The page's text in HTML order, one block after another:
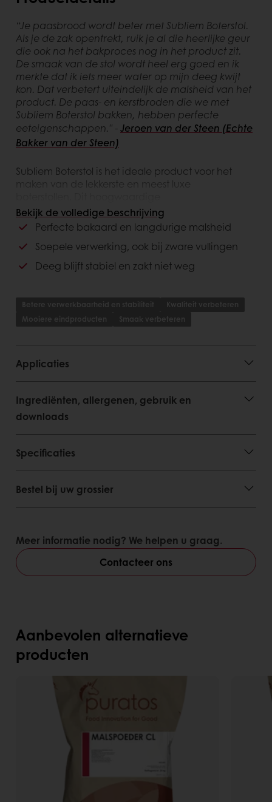
“Je paasbrood wordt beter met Subliem Boterstol.
Als je de zak opentrekt, ruik je al die heerlijke geur
die ook na het bakproces nog in het product zit.
De smaak van de stol wordt heel erg goed en ik
merkte dat ik iets meer water op mijn deeg kwijt
kon. Dat verbetert uiteindelijk de malsheid van het
product. De paas- en kerstbroden die we met
Subliem Boterstol bakken, hebben perfecte
eeteigenschappen.'' -Jeroen van der Steen (Echte
Bakker van der Steen)
Subliem Boterstol is het ideale product voor het
maken van de lekkerste en meest luxe
broodverbetermiddel zorgt voor een soepel deeg
dat niet inzakt, zelfs niet bij royale vullingen zoals
amandelspijs, noten en gedroogd fruit. Dankzij de
optimale tolerantie en perfecte bakaard blijft de
stol mooi in vorm en heerlijk mals, ook na enkele
dagen in de winkel of bij de consument thuis.
Subliem Boterstol is geschikt voor elk bakproces, van
ambachtelijk tot machinaal, en biedt u de
zekerheid van een stabiel resultaat in de drukste
Dosering: 30%
Bekijk de volledige beschrijving
Perfecte bakaard en langdurige malsheid
Soepele verwerking, ook bij zware vullingen
Deeg blijft stabiel en zakt niet weg
Betere verwerkbaarheid en stabiliteit
Kwaliteit verbeteren
Mooiere eindproducten
Smaak verbeteren
Applicaties
Ingrediënten, allergenen, gebruik en
downloads
Specificaties
Bestel bij uw grossier
Meer informatie nodig? We helpen u graag.
Contacteer ons
Aanbevolen alternatieve
producten